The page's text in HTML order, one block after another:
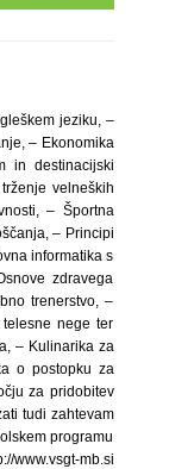
jeziku, –
– Ekonomika
in destinacijski
velneških
– Športna
– Principi
informatika s
zdravega
trenerstvo, –
nege ter
– Kulinarika za
o postopku za
za pridobitev
tudi zahtevam
programu
mb.si